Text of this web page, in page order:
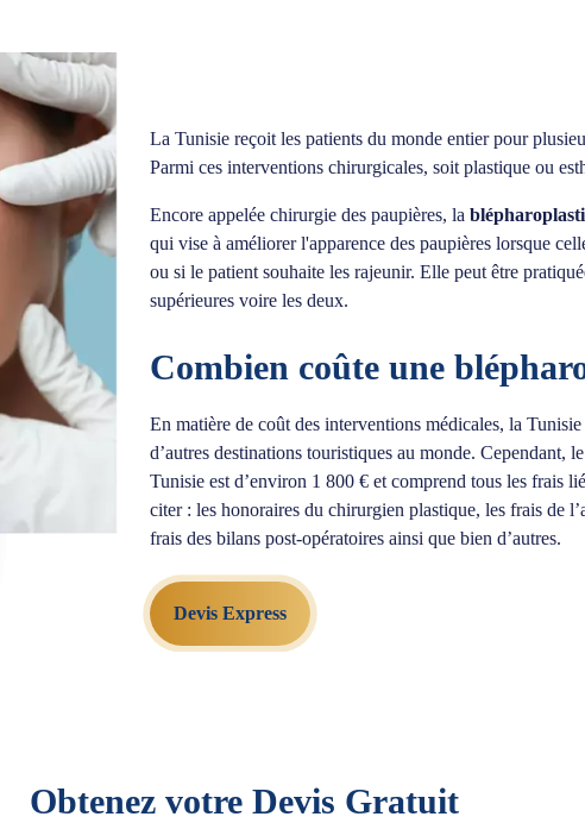
La Tunisie reçoit les patients du monde entier pour
Parmi ces interventions chirurgicales, soit plastique ou
Encore appelée chirurgie des paupières, la
qui vise à améliorer l'apparence des paupières lorsque
ou si le patient souhaite les rajeunir. Elle peut être
supérieures voire les deux.
Combien coûte une
En matière de coût des interventions médicales, la
d’autres destinations touristiques au monde. Cependant,
Tunisie est d’environ 1 800 € et comprend tous les frais
citer : les honoraires du chirurgien plastique, les frais de
frais des bilans post-opératoires ainsi que bien d’autres.
Devis Express
Obtenez votre Devis Gratuit